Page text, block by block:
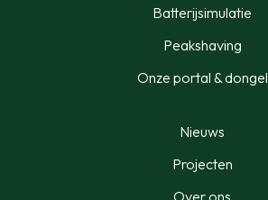
Batterijsimulatie
Peakshaving
Onze portal & dongel
Nieuws
Projecten
Over ons